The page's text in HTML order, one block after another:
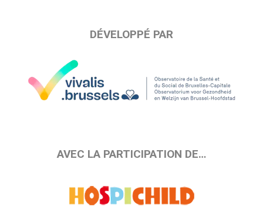
DÉVELOPPÉ PAR
AVEC LA PARTICIPATION DE…